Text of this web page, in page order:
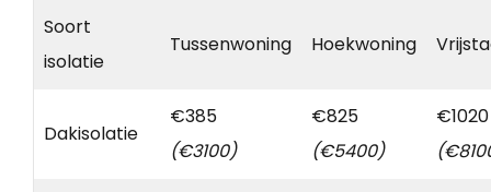
Soort
isolatie
Tussenwoning Hoekwoning
Dakisolatie
€385
(€3100)
€825
(€5400)
€1020